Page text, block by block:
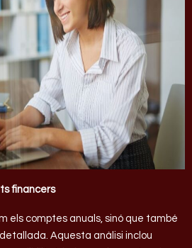
financers
els comptes anuals, sinó que també
Aquesta anàlisi inclou